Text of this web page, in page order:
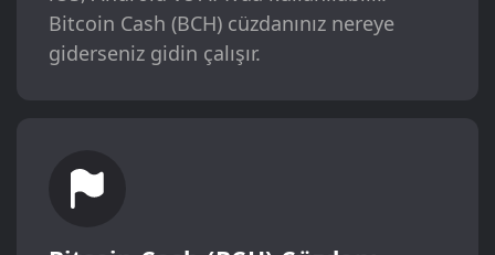
Bitcoin Cash (BCH) cüzdanınız nereye
giderseniz gidin çalışır.